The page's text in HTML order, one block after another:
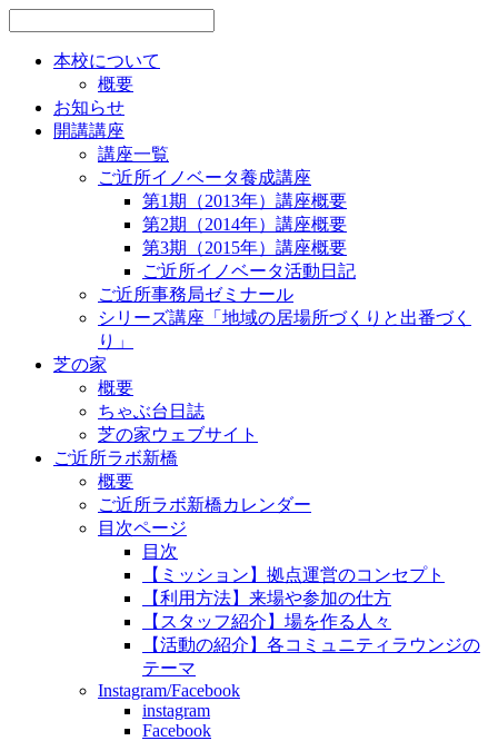
本校について
概要
お知らせ
開講講座
講座一覧
ご近所イノベータ養成講座
第1期（2013年）講座概要
第2期（2014年）講座概要
第3期（2015年）講座概要
ご近所イノベータ活動日記
ご近所事務局ゼミナール
シリーズ講座「地域の居場所づくりと出番づく
り」
芝の家
概要
ちゃぶ台日誌
芝の家ウェブサイト
ご近所ラボ新橋
概要
ご近所ラボ新橋カレンダー
目次ページ
目次
【ミッション】拠点運営のコンセプト
【利用方法】来場や参加の仕方
【スタッフ紹介】場を作る人々
【活動の紹介】各コミュニティラウンジの
テーマ
Instagram/Facebook
instagram
Facebook